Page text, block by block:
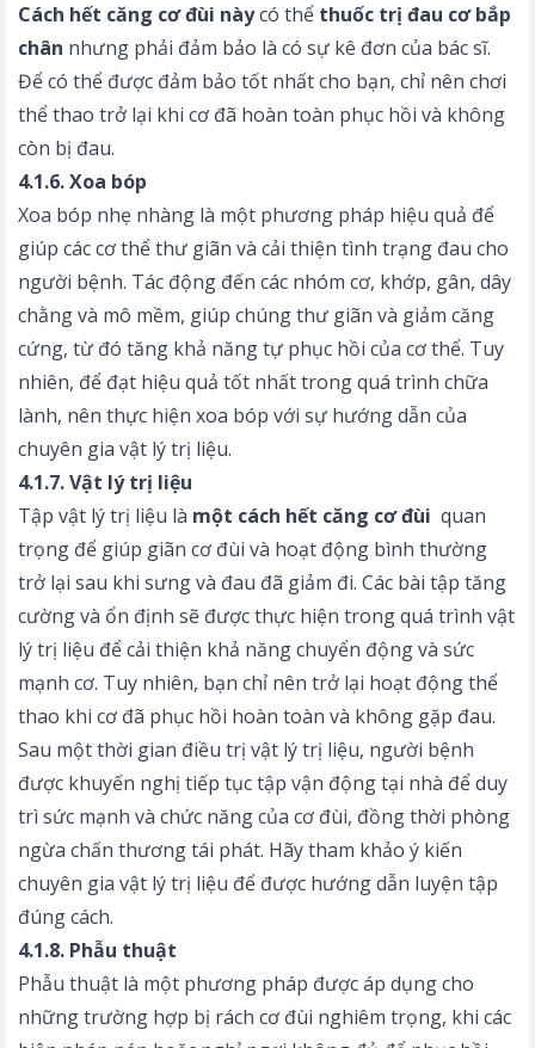
Cách hết căng cơ đùi nàycó thể thuốc trị đau cơ bắp
chân nhưng phải đảm bảo là có sự kê đơn của bác sĩ.
Để có thể được đảm bảo tốt nhất cho bạn, chỉ nên chơi
thể thao trở lại khi cơ đã hoàn toàn phục hồi và không
còn bị đau.
4.1.6. Xoa bóp
Xoa bóp nhẹ nhàng là một phương pháp hiệu quả để
giúp các cơ thể thư giãn và cải thiện tình trạng đau cho
người bệnh. Tác động đến các nhóm cơ, khớp, gân, dây
chằng và mô mềm, giúp chúng thư giãn và giảm căng
cứng, từ đó tăng khả năng tự phục hồi của cơ thể. Tuy
nhiên, để đạt hiệu quả tốt nhất trong quá trình chữa
lành, nên thực hiện xoa bóp với sự hướng dẫn của
chuyên gia vật lý trị liệu.
4.1.7. Vật lý trị liệu
Tập vật lý trị liệu là một cách hết căng cơ đùi quan
trọng để giúp giãn cơ đùi và hoạt động bình thường
trở lại sau khi sưng và đau đã giảm đi. Các bài tập tăng
cường và ổn định sẽ được thực hiện trong quá trình vật
lý trị liệu để cải thiện khả năng chuyển động và sức
mạnh cơ. Tuy nhiên, bạn chỉ nên trở lại hoạt động thể
thao khi cơ đã phục hồi hoàn toàn và không gặp đau.
Sau một thời gian điều trị vật lý trị liệu, người bệnh
được khuyến nghị tiếp tục tập vận động tại nhà để duy
trì sức mạnh và chức năng của cơ đùi, đồng thời phòng
ngừa chấn thương tái phát. Hãy tham khảo ý kiến
chuyên gia vật lý trị liệu để được hướng dẫn luyện tập
đúng cách.
4.1.8. Phẫu thuật
Phẫu thuật là một phương pháp được áp dụng cho
những trường hợp bị rách cơ đùi nghiêm trọng, khi các